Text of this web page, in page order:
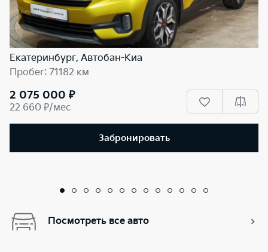
Екатеринбург, Автобан-Киа
Пробег: 71182 км
2 075 000 ₽
22 660 ₽/мес
Забронировать
Посмотреть все авто